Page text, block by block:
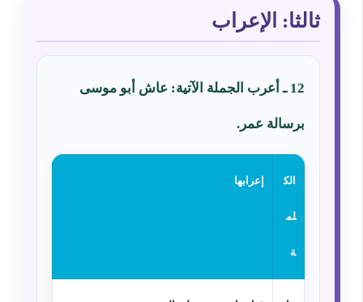
ثالثا: الإعراب
12 ـ أعرب الجملة الآتية: عاش أبو موسى
برسالة عمر.
الك
لم
ة
إعرابها